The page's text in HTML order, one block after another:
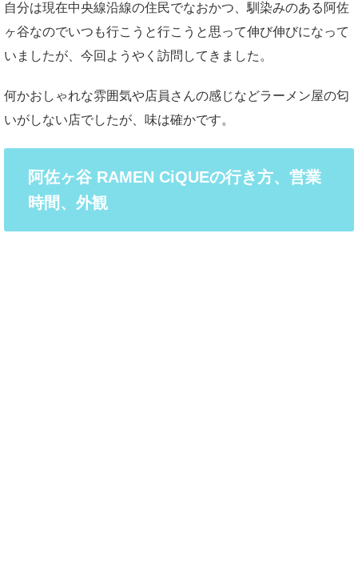
自分は現在中央線沿線の住民でなおかつ、馴染みのある阿佐
ヶ谷なのでいつも行こうと行こうと思って伸び伸びになって
いましたが、今回ようやく訪問してきました。
何かおしゃれな雰囲気や店員さんの感じなどラーメン屋の匂
いがしない店でしたが、味は確かです。
阿佐ヶ谷 RAMEN CiQUEの行き方、営業
時間、外観